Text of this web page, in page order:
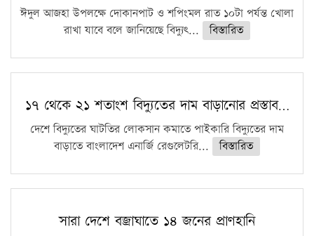
ঈদুল আজহা উপলক্ষে দোকানপাট ও শপিংমল রাত ১০টা পর্যন্ত খোলা
রাখা যাবে বলে জানিয়েছে বিদ্যুৎ...
বিস্তারিত
১৭ থেকে ২১ শতাংশ বিদ্যুতের দাম বাড়ানোর প্রস্তাব…
দেশে বিদ্যুতের ঘাটতির লোকসান কমাতে পাইকারি বিদ্যুতের দাম
বাড়াতে বাংলাদেশ এনার্জি রেগুলেটরি...
বিস্তারিত
সারা দেশে বজ্রাঘাতে ১৪ জনের প্রাণহানি